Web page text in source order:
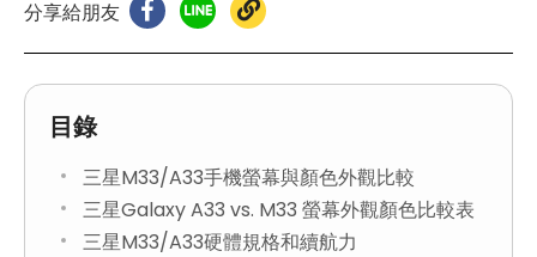
分享給朋友
目錄
三星M33/A33手機螢幕與顏色外觀比較
三星Galaxy A33 vs. M33 螢幕外觀顏色比較表
三星M33/A33硬體規格和續航力